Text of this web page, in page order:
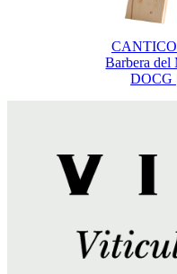
Barbera del
DOCG